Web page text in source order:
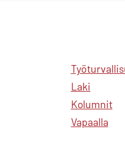
Laki
Kolumnit
Vapaalla